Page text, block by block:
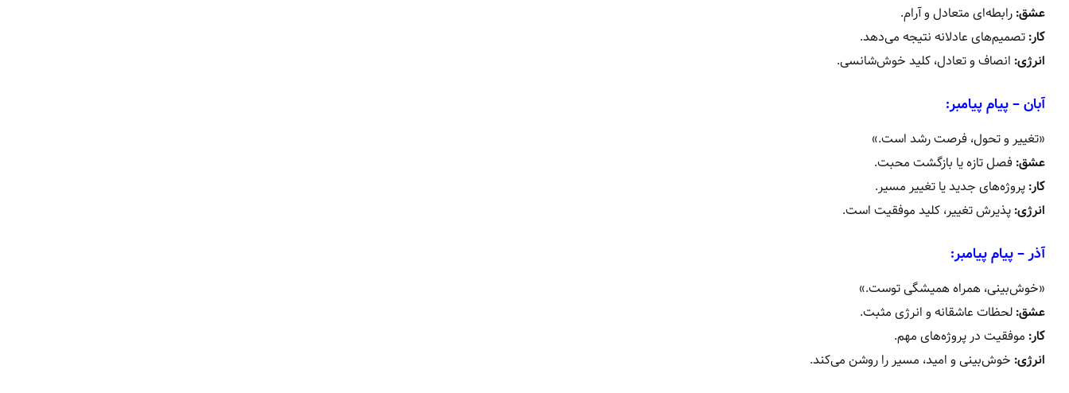
عشق: رابطه‌ای متعادل و آرام.
کار: تصمیم‌های عادلانه نتیجه می‌دهد.
انرژی: انصاف و تعادل، کلید خوش‌شانسی.
آبان – پیام پیامبر:
«تغییر و تحول، فرصت رشد است.»
عشق: فصل تازه یا بازگشت محبت.
کار: پروژه‌های جدید یا تغییر مسیر.
انرژی: پذیرش تغییر، کلید موفقیت است.
آذر – پیام پیامبر:
«خوش‌بینی، همراه همیشگی توست.»
عشق: لحظات عاشقانه و انرژی مثبت.
کار: موفقیت در پروژه‌های مهم.
انرژی: خوش‌بینی و امید، مسیر را روشن می‌کند.